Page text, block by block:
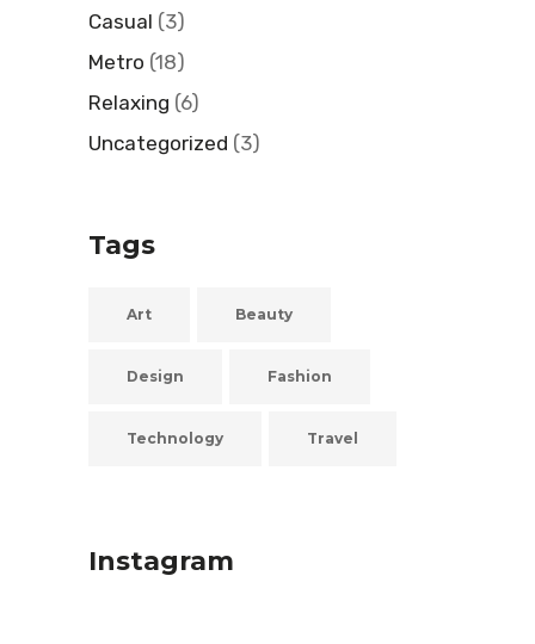
Casual (3)
Metro (18)
Relaxing (6)
Uncategorized (3)
Tags
Art Beauty
Design Fashion
Technology Travel
Instagram